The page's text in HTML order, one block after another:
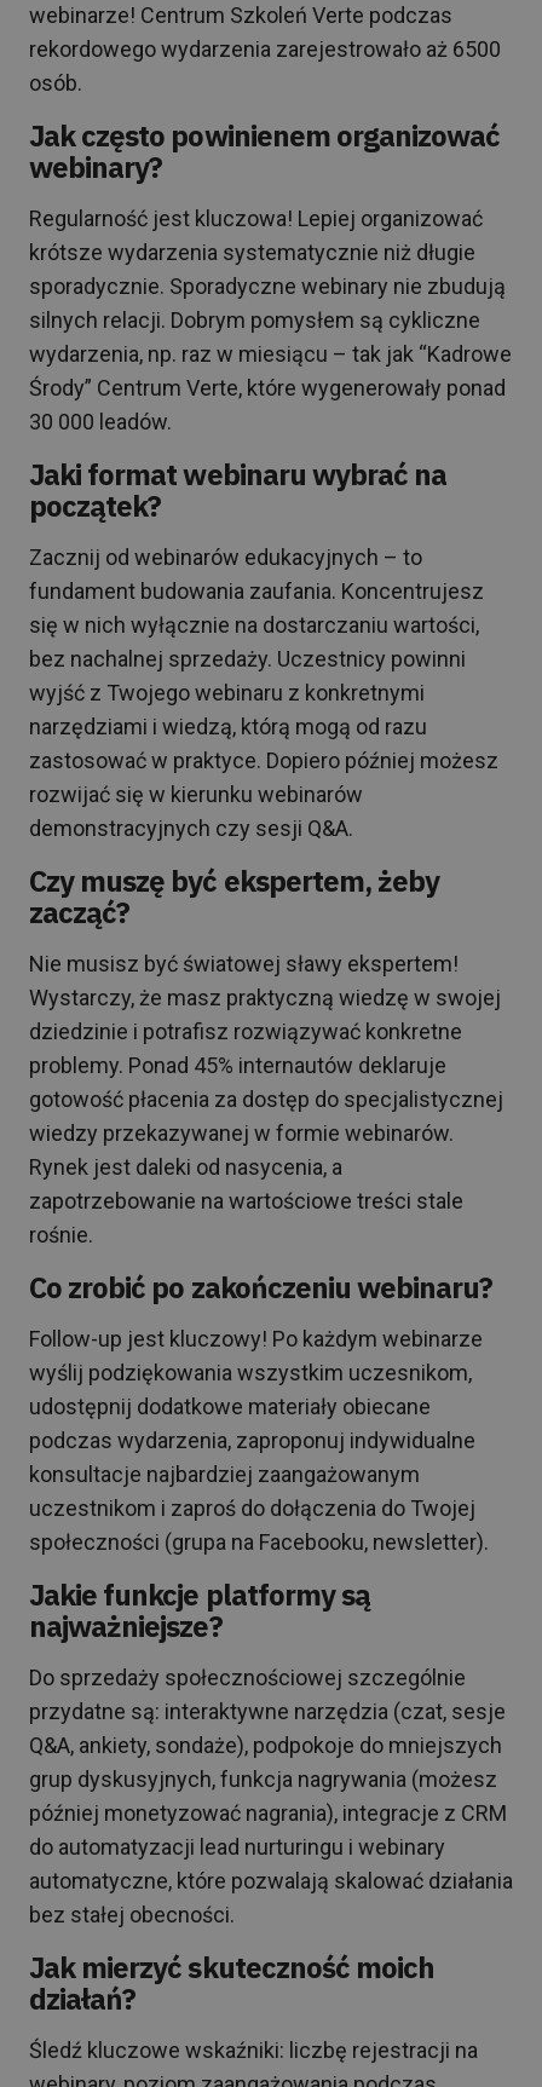
webinarze! Centrum Szkoleń Verte podczas
rekordowego wydarzenia zarejestrowało aż 6500
osób.
Jak często powinienem organizować
webinary?
Regularność jest kluczowa! Lepiej organizować
krótsze wydarzenia systematycznie niż długie
sporadycznie. Sporadyczne webinary nie zbudują
silnych relacji. Dobrym pomysłem są cykliczne
wydarzenia, np. raz w miesiącu – tak jak “Kadrowe
Środy” Centrum Verte, które wygenerowały ponad
30 000 leadów.
Jaki format webinaru wybrać na
początek?
Zacznij od webinarów edukacyjnych – to
fundament budowania zaufania. Koncentrujesz
się w nich wyłącznie na dostarczaniu wartości,
bez nachalnej sprzedaży. Uczestnicy powinni
wyjść z Twojego webinaru z konkretnymi
narzędziami i wiedzą, którą mogą od razu
zastosować w praktyce. Dopiero później możesz
rozwijać się w kierunku webinarów
demonstracyjnych czy sesji Q&A.
Czy muszę być ekspertem, żeby
zacząć?
Nie musisz być światowej sławy ekspertem!
Wystarczy, że masz praktyczną wiedzę w swojej
dziedzinie i potrafisz rozwiązywać konkretne
problemy. Ponad 45% internautów deklaruje
gotowość płacenia za dostęp do specjalistycznej
wiedzy przekazywanej w formie webinarów.
Rynek jest daleki od nasycenia, a
zapotrzebowanie na wartościowe treści stale
rośnie.
Co zrobić po zakończeniu webinaru?
Follow-up jest kluczowy! Po każdym webinarze
wyślij podziękowania wszystkim uczesnikom,
udostępnij dodatkowe materiały obiecane
podczas wydarzenia, zaproponuj indywidualne
konsultacje najbardziej zaangażowanym
uczestnikom i zaproś do dołączenia do Twojej
społeczności (grupa na Facebooku, newsletter).
Jakie funkcje platformy są
najważniejsze?
Do sprzedaży społecznościowej szczególnie
przydatne są: interaktywne narzędzia (czat, sesje
Q&A, ankiety, sondaże), podpokoje do mniejszych
grup dyskusyjnych, funkcja nagrywania (możesz
później monetyzować nagrania), integracje z CRM
do automatyzacji lead nurturingu i webinary
automatyczne, które pozwalają skalować działania
bez stałej obecności.
Jak mierzyć skuteczność moich
działań?
Śledź kluczowe wskaźniki: liczbę rejestracji na